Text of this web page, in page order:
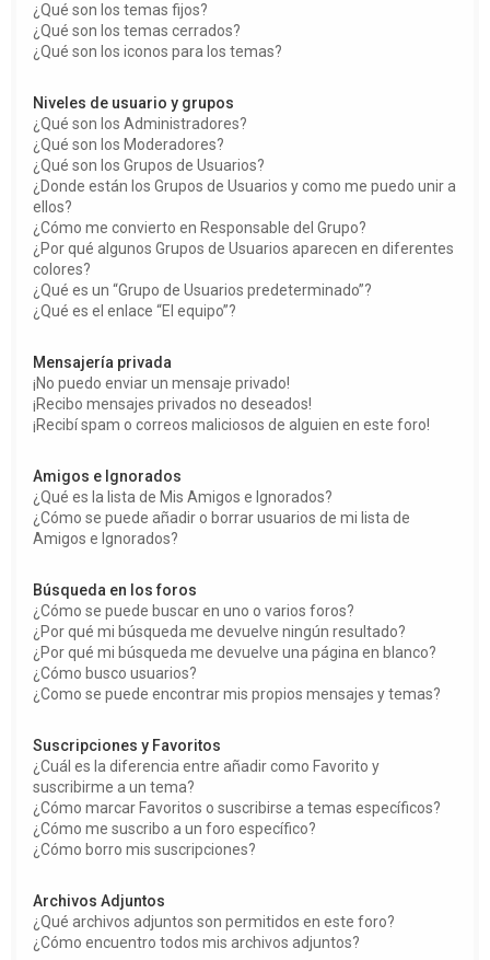
¿Qué son los temas fijos?
¿Qué son los temas cerrados?
¿Qué son los iconos para los temas?
Niveles de usuario y grupos
¿Qué son los Administradores?
¿Qué son los Moderadores?
¿Qué son los Grupos de Usuarios?
¿Donde están los Grupos de Usuarios y como me puedo unir a
ellos?
¿Cómo me convierto en Responsable del Grupo?
¿Por qué algunos Grupos de Usuarios aparecen en diferentes
colores?
¿Qué es un “Grupo de Usuarios predeterminado”?
¿Qué es el enlace “El equipo”?
Mensajería privada
¡No puedo enviar un mensaje privado!
¡Recibo mensajes privados no deseados!
¡Recibí spam o correos maliciosos de alguien en este foro!
Amigos e Ignorados
¿Qué es la lista de Mis Amigos e Ignorados?
¿Cómo se puede añadir o borrar usuarios de mi lista de
Amigos e Ignorados?
Búsqueda en los foros
¿Cómo se puede buscar en uno o varios foros?
¿Por qué mi búsqueda me devuelve ningún resultado?
¿Por qué mi búsqueda me devuelve una página en blanco?
¿Cómo busco usuarios?
¿Como se puede encontrar mis propios mensajes y temas?
Suscripciones y Favoritos
¿Cuál es la diferencia entre añadir como Favorito y
suscribirme a un tema?
¿Cómo marcar Favoritos o suscribirse a temas específicos?
¿Cómo me suscribo a un foro específico?
¿Cómo borro mis suscripciones?
Archivos Adjuntos
¿Qué archivos adjuntos son permitidos en este foro?
¿Cómo encuentro todos mis archivos adjuntos?